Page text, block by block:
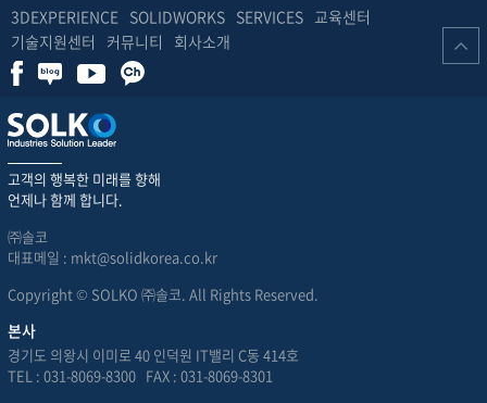
3DEXPERIENCE SOLIDWORKS SERVICES 교육센터
기술지원센터
커뮤니티 회사소개
고객의 행복한 미래를 향해
언제나 함께 합니다.
㈜솔코
대표메일 : mkt@solidkorea.co.kr
Copyright © SOLKO ㈜솔코. All Rights Reserved.
본사
경기도 의왕시 이미로 40 인덕원 IT밸리 C동 414호
TEL : 031-8069-8300 FAX : 031-8069-8301